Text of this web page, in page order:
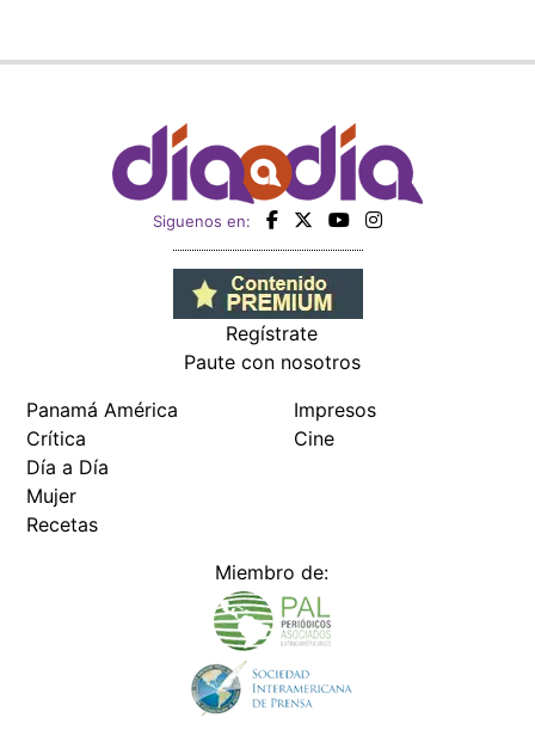
Siguenos en:
Regístrate
Paute con nosotros
Panamá América
Crítica
Día a Día
Mujer
Recetas
Impresos
Cine
Miembro de: